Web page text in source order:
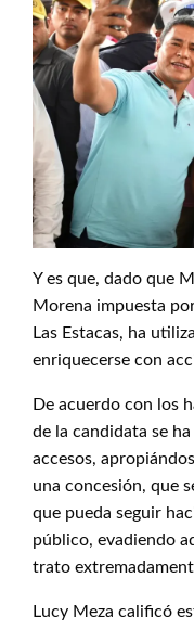
Y es que, dado que
Morena impuesta
Las Estacas, ha
enriquecerse con
De acuerdo con los
de la candidata se
accesos,
una concesión, que
que pueda seguir
público, evadiendo
trato
Lucy Meza calificó